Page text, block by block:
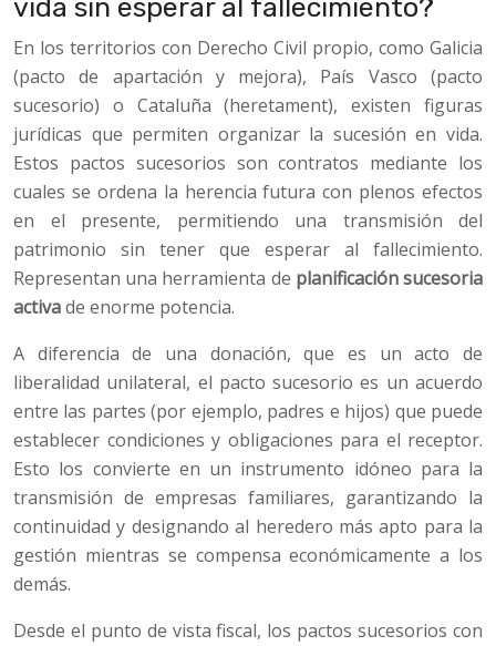
vida sin esperar al fallecimiento?
En los territorios con Derecho Civil propio, como Galicia
(pacto de apartación y mejora), País Vasco (pacto
sucesorio) o Cataluña (heretament), existen figuras
jurídicas que permiten organizar la sucesión en vida.
Estos pactos sucesorios son contratos mediante los
cuales se ordena la herencia futura con plenos efectos
en el presente, permitiendo una transmisión del
patrimonio sin tener que esperar al fallecimiento.
Representan una herramienta de planificación sucesoria
activade enorme potencia.
A diferencia de una donación, que es un acto de
liberalidad unilateral, el pacto sucesorio es un acuerdo
entre las partes (por ejemplo, padres e hijos) que puede
establecer condiciones y obligaciones para el receptor.
Esto los convierte en un instrumento idóneo para la
transmisión de empresas familiares, garantizando la
continuidad y designando al heredero más apto para la
gestión mientras se compensa económicamente a los
demás.
Desde el punto de vista fiscal, los pactos sucesorios con